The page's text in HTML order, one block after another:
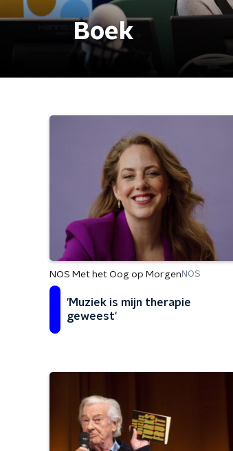
Boek
NOS Met het Oog op Morgen NOS
'Muziek is mijn therapie
geweest'